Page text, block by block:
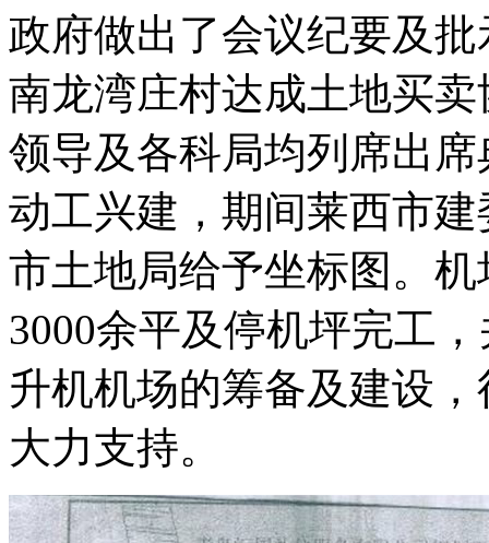
政府做出了会议纪要及
南龙湾庄村达成土地买
领导及各科局均列席出
动工兴建，期间莱西市
市土地局给予坐标图。
3000余平及停机坪完工
升机机场的筹备及建设
大力支持。